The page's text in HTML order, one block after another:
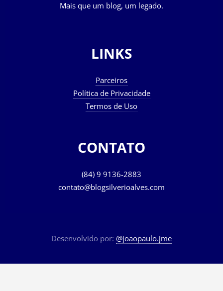
Mais que um blog, um legado.
LINKS
Parceiros
Política de Privacidade
Termos de Uso
CONTATO
(84) 9 9136-2883
contato@blogsilverioalves.com
Desenvolvido por: @joaopaulo.jme